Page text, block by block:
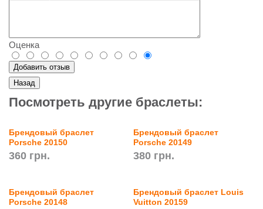
Оценка
Посмотреть другие браслеты:
Брендовый браслет
Porsche 20150
360 грн.
Брендовый браслет
Porsche 20149
380 грн.
Брендовый браслет
Porsche 20148
Брендовый браслет Louis
Vuitton 20159